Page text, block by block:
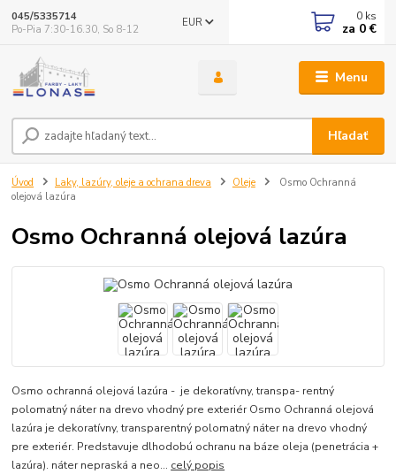
Menu
EUR
Hľadať
045/5335714
Po-Pia 7:30-16.30, So 8-12
0 ks
za 0 €
Úvod Laky, lazúry, oleje a ochrana dreva Oleje
Osmo Ochranná
olejová lazúra
Osmo Ochranná olejová lazúra
Osmo ochranná olejová lazúra - je dekoratívny, transpa- rentný
polomatný náter na drevo vhodný pre exteriér Osmo Ochranná olejová
lazúra je dekoratívny, transparentný polomatný náter na drevo vhodný
pre exteriér. Predstavuje dlhodobú ochranu na báze oleja (penetrácia +
lazúra). náter nepraská a neo... celý popis